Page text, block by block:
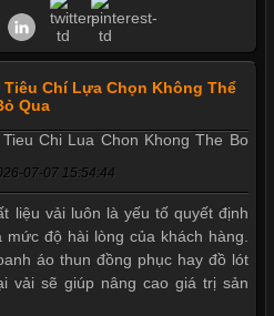
Chí Lựa Chọn Không Thể
Qua
07-07 15:54:44
liệu vải luôn là yếu tố quyết định
độ hài lòng của khách hàng.
áo thun đồng phục hay đồ lót
vải sẽ giúp nâng cao giá trị sản
lót nam nữ hè thu 2017
bơi lội nam và nữ 2017